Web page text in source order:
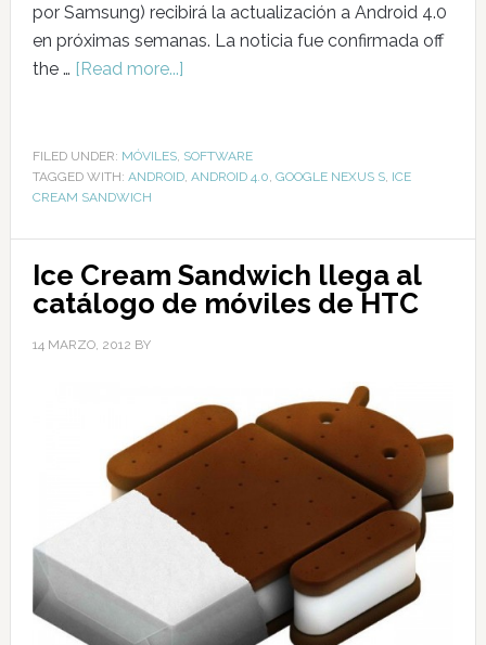
por Samsung) recibirá la actualización a Android 4.0
en próximas semanas. La noticia fue confirmada off
the … [Read more...]
FILED UNDER: MÓVILES, SOFTWARE
TAGGED WITH: ANDROID, ANDROID 4.0 GOOGLE NEXUS S, ICE
CREAM SANDWICH
Ice Cream Sandwich llega al
catálogo de móviles de HTC
14 MARZO, 2012 BY